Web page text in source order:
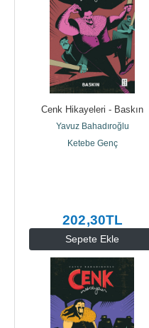
Sepete Ekle
Cenk Hikayeleri - Baskın
Yavuz Bahadıroğlu
Ketebe Genç
202,30TL